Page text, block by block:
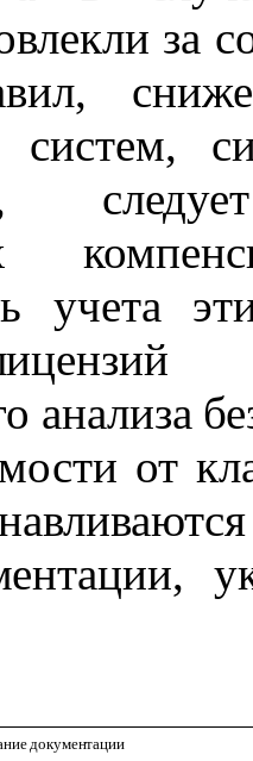
за
систем,
учета
анализа
от
документации